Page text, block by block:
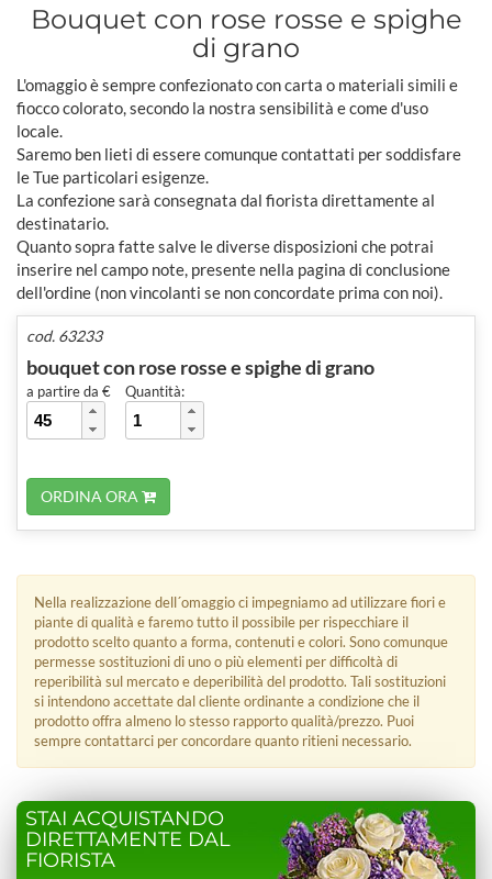
Bouquet con rose rosse e spighe
di grano
L'omaggio è sempre confezionato con carta o materiali simili e
fiocco colorato, secondo la nostra sensibilità e come d'uso
locale.
Saremo ben lieti di essere comunque contattati per soddisfare
le Tue particolari esigenze.
La confezione sarà consegnata dal fiorista direttamente al
destinatario.
Quanto sopra fatte salve le diverse disposizioni che potrai
inserire nel campo note, presente nella pagina di conclusione
dell'ordine (non vincolanti se non concordate prima con noi).
cod. 63233
bouquet con rose rosse e spighe di grano
a partire da € Quantità:
ORDINA ORA
Nella realizzazione dell´omaggio ci impegniamo ad utilizzare fiori e
piante di qualità e faremo tutto il possibile per rispecchiare il
prodotto scelto quanto a forma, contenuti e colori. Sono comunque
permesse sostituzioni di uno o più elementi per difficoltà di
reperibilità sul mercato e deperibilità del prodotto. Tali sostituzioni
si intendono accettate dal cliente ordinante a condizione che il
prodotto offra almeno lo stesso rapporto qualità/prezzo. Puoi
sempre contattarci per concordare quanto ritieni necessario.
STAI ACQUISTANDO
DIRETTAMENTE DAL
FIORISTA